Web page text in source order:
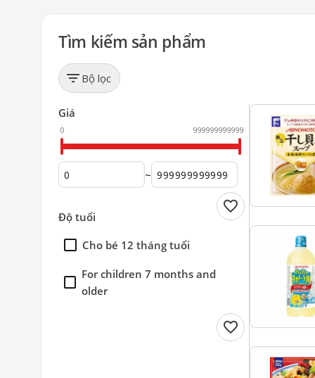
Tìm kiếm sản phẩm
filter_list Bộ lọc
Giá
0 999999999999
~
Độ tuổi
Cho bé 12 tháng tuổi
For children 7 months and
older
favorite
favorite